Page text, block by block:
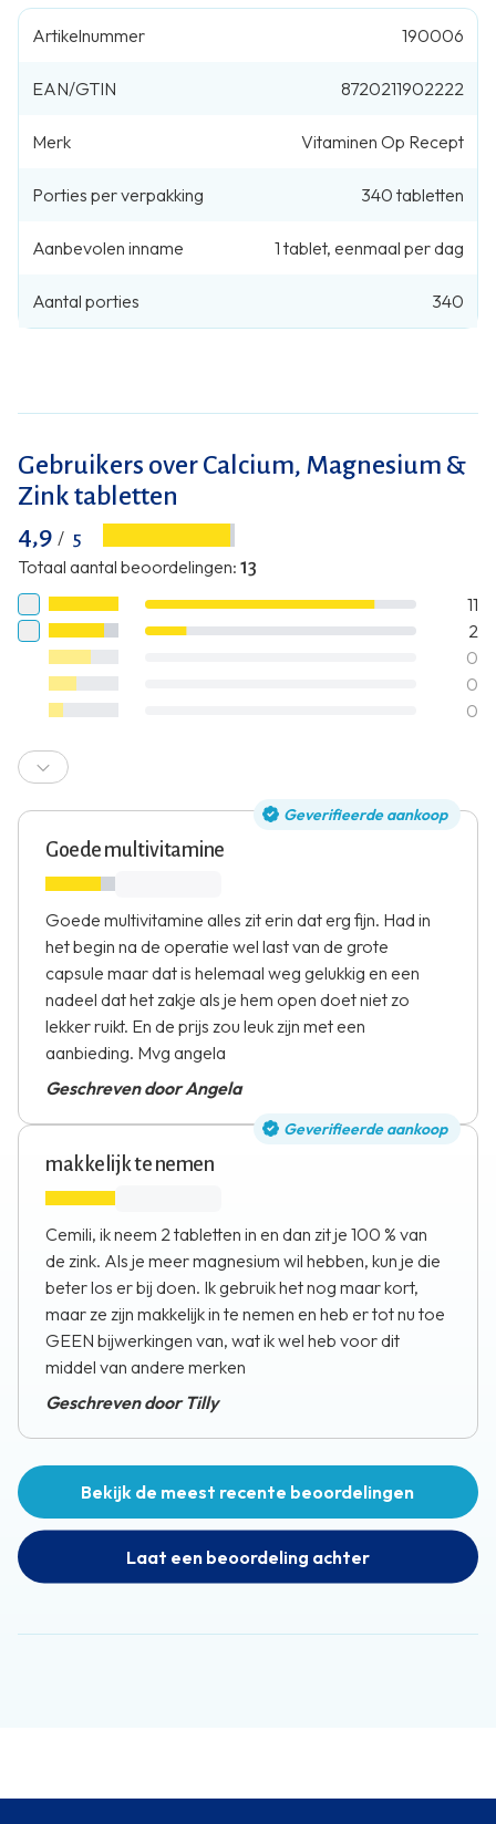
Artikelnummer 190006
EAN/GTIN 8720211902222
Merk Vitaminen Op Recept
Porties per verpakking 340 tabletten
Aanbevolen inname 1 tablet, eenmaal per dag
Aantal porties 340
Gebruikers over Calcium, Magnesium &
Zink tabletten
4,9 / 5
Totaal aantal beoordelingen: 13
11
2
0
0
0
Geverifieerde aankoop
Goede multivitamine
Goede multivitamine alles zit erin dat erg fijn. Had in
het begin na de operatie wel last van de grote
capsule maar dat is helemaal weg gelukkig en een
nadeel dat het zakje als je hem open doet niet zo
lekker ruikt. En de prijs zou leuk zijn met een
aanbieding. Mvg angela
Geschreven door Angela
Geverifieerde aankoop
makkelijk te nemen
Cemili, ik neem 2 tabletten in en dan zit je 100 % van
de zink. Als je meer magnesium wil hebben, kun je die
beter los er bij doen. Ik gebruik het nog maar kort,
maar ze zijn makkelijk in te nemen en heb er tot nu toe
GEEN bijwerkingen van, wat ik wel heb voor dit
middel van andere merken
Geschreven door Tilly
Bekijk de meest recente beoordelingen
Laat een beoordeling achter